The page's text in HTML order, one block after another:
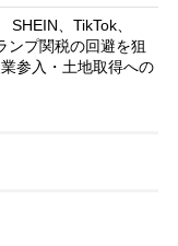
、TikTok、
プ関税の回避を狙
参入・土地取得への